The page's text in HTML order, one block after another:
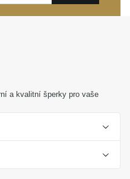
a kvalitní šperky pro vaše